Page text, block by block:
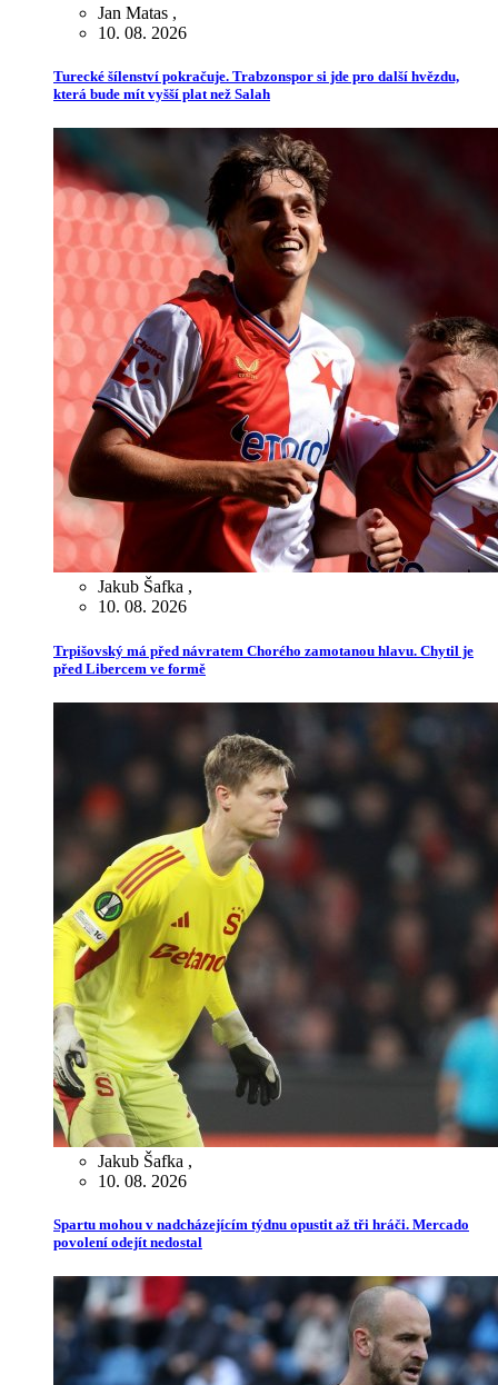
Jan Matas ,
10. 08. 2026
Turecké šílenství pokračuje. Trabzonspor si jde pro další hvězdu,
která bude mít vyšší plat než Salah
Jakub Šafka ,
10. 08. 2026
Trpišovský má před návratem Chorého zamotanou hlavu. Chytil je
před Libercem ve formě
Jakub Šafka ,
10. 08. 2026
Spartu mohou v nadcházejícím týdnu opustit až tři hráči. Mercado
povolení odejít nedostal